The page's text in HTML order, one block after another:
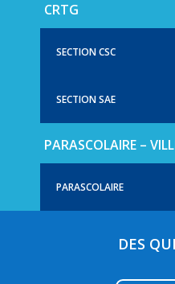
CRTG
SECTION CSC
SECTION SAE
PARASCOLAIRE –
PARASCOLAIRE
DES